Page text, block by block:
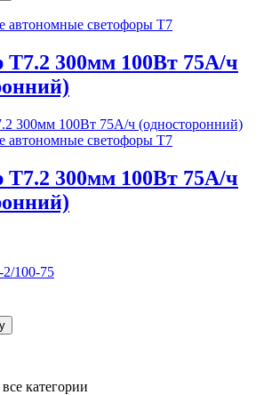
автономные светофоры Т7
Т7.2 300мм 100Вт 75А/ч
автономные светофоры Т7
Т7.2 300мм 100Вт 75А/ч
100-75
категории